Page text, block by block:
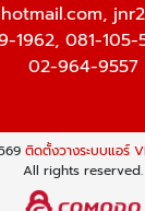
,
1962, 081-105-
02-964-9557
ติดตั้งวางระบบแอร์
All rights reserved.